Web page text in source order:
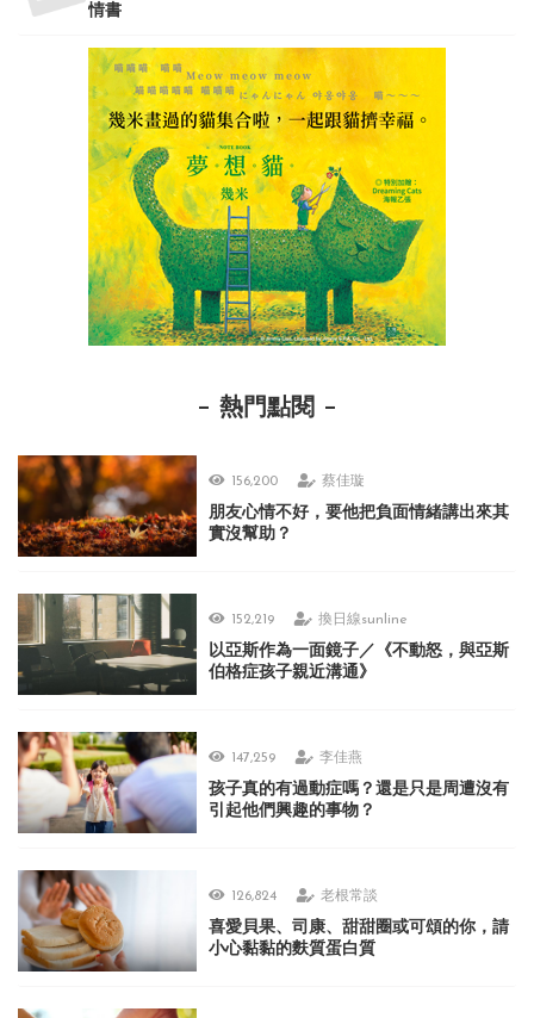
情書
熱門點閱
156,200 蔡佳璇
朋友心情不好，要他把負面情緒講出來其
實沒幫助？
152,219 換日線sunline
以亞斯作為一面鏡子／《不動怒，與亞斯
伯格症孩子親近溝通》
147,259 李佳燕
孩子真的有過動症嗎？還是只是周遭沒有
引起他們興趣的事物？
126,824 老根常談
喜愛貝果、司康、甜甜圈或可頌的你，請
小心黏黏的麩質蛋白質